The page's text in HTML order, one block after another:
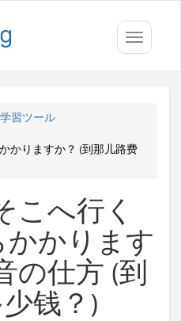
Toggle
習ツール
かりますか？ (到那儿路费
こへ行く
かります
の仕方 (到
钱？)